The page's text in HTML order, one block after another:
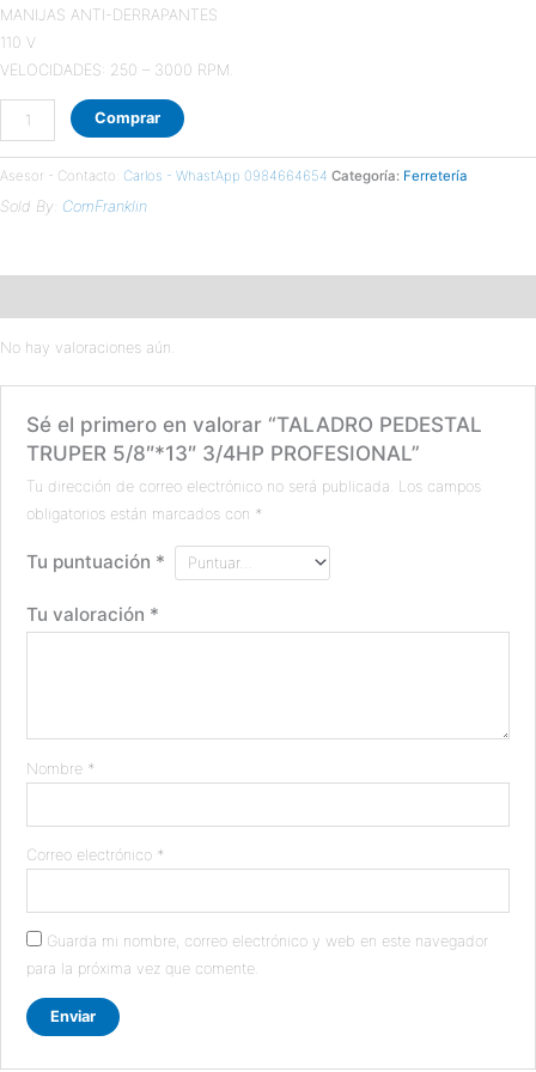
MANIJAS ANTI-DERRAPANTES
110 V
VELOCIDADES: 250 – 3000 RPM.
Comprar
Asesor - Contacto: Carlos - WhastApp 0984664654 Categoría: Ferretería
Sold By: ComFranklin
No hay valoraciones aún.
Sé el primero en valorar “TALADRO PEDESTAL
TRUPER 5/8″*13″ 3/4HP PROFESIONAL”
Tu dirección de correo electrónico no será publicada. Los campos
obligatorios están marcados con *
Tu puntuación *
Tu valoración *
Nombre *
Correo electrónico *
Guarda mi nombre, correo electrónico y web en este navegador
para la próxima vez que comente.